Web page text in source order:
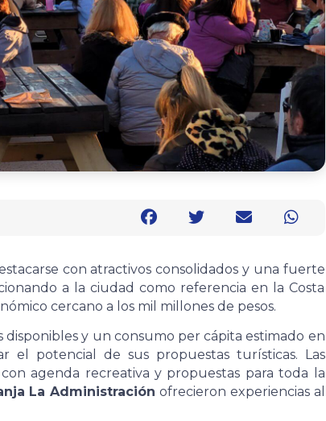
con atractivos consolidados y una fuerte
a la ciudad como referencia en la Costa
cercano a los mil millones de pesos.
disponibles y un consumo per cápita estimado en
el potencial de sus propuestas turísticas. Las
agenda recreativa y propuestas para toda la
La Administración ofrecieron experiencias al